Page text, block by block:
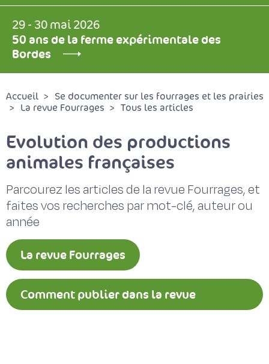
29 - 30 mai 2026
50 ans de la ferme expérimentale des
Bordes
Accueil
Se documenter sur les fourrages et les prairies
La revue Fourrages
Tous les articles
Evolution des productions
animales françaises
Parcourez les articles de la revue Fourrages, et
faites vos recherches par mot-clé, auteur ou
année
La revue Fourrages
Comment publier dans la revue